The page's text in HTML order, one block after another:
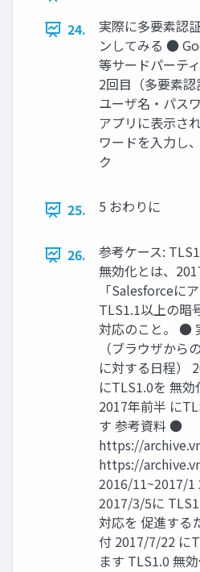
24.
実際に多要素認
ンしてみる ●
等サードパーテ
2回目（多要素
ユーザ名・パス
アプリに表示さ
ワードを入力し
ク
25. 5 おわりに
26.
参考ケース:
無効化とは、
「Salesforceに
TLS1.1以上の暗
対応のこと。 ●
（ブラウザから
に対する日程）
にTLS1.0を 無
2017年前半 に
す 参考資料 ●
https://
https://
2016/11~2017/1
2017/3/5に
対応を 促進する
付 2017/7/22 に
ます TLS1.0 無